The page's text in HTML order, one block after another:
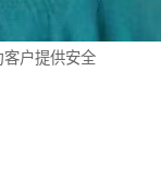
户提供安全